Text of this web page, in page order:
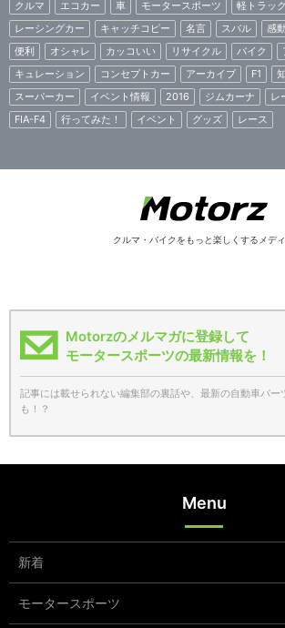
クルマ エコカー 車 モータースポーツ 軽トラック
レーシングカー
キャッチコピー 名言 スバル 感
便利
オシャレ カッコいい リサイクル バイク
キュレーション
コンセプトカー アーカイブ F1
スーパーカー
イベント情報 2016 ジムカーナ
レ
FIA-F4
行ってみた！ イベント グッズ レース
クルマ・バイクをもっと楽しくするメデ
Motorzのメルマガに登録して
モータースポーツの最新情報を！
記事には載せられない編集部の裏話や、最新の自動車パー
も！？
Menu
新着
モータースポーツ